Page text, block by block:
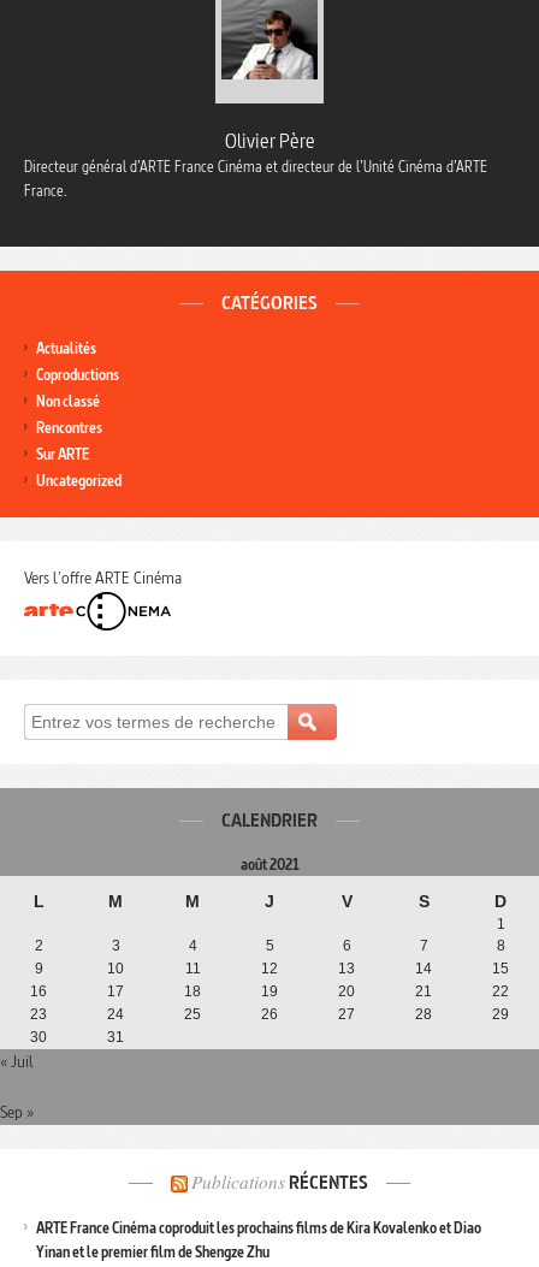
Olivier Père
Directeur général d’ARTE France Cinéma et directeur de l’Unité Cinéma d’ARTE
France.
CATÉGORIES
Actualités
Coproductions
Non classé
Rencontres
Sur ARTE
Uncategorized
Vers l'offre ARTE Cinéma
CALENDRIER
août 2021
L M M J V S D
1
2
3 4 5 6 7
8
9
10 11 12 13 14
15
16
17 18 19 20 21
22
23
24 25 26 27 28
29
30
31
« Juil
Sep »
Publications RÉCENTES
ARTE France Cinéma coproduit les prochains films de Kira Kovalenko et Diao
Yinan et le premier film de Shengze Zhu